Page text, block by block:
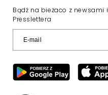
Bądź na bieżaco z newsami
Presslettera